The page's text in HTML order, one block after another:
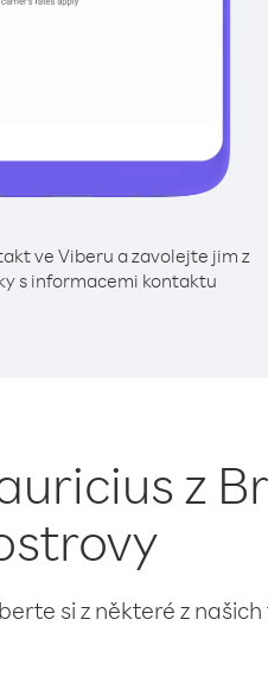
ve Viberu a zavolejte jim z
s informacemi kontaktu
z
si z některé z